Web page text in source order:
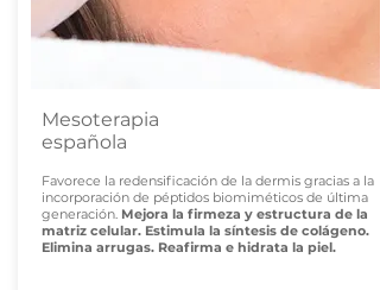
Mesoterapia
española
Favorece la redensificación de la dermis gracias a la
incorporación de péptidos biomiméticos de última
generación. Mejora la firmeza y estructura de la
matriz celular. Estimula la síntesis de colágeno.
Elimina arrugas. Reafirma e hidrata la piel.